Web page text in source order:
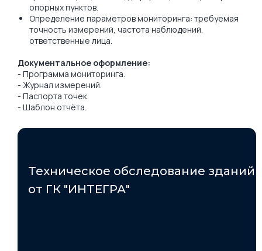
опорных пунктов.
Определение параметров мониторинга: требуемая
точность измерений, частота наблюдений,
ответственные лица.
Документальное оформление:
- Программа мониторинга.
- Журнал измерений.
- Паспорта точек.
- Шаблон отчёта.
Техническое обследование зданий
от ГК "ИНТЕГРА"